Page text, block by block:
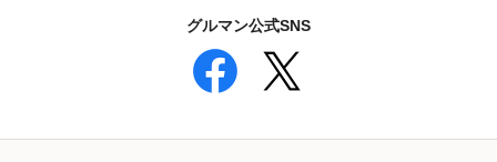
グルマン公式SNS